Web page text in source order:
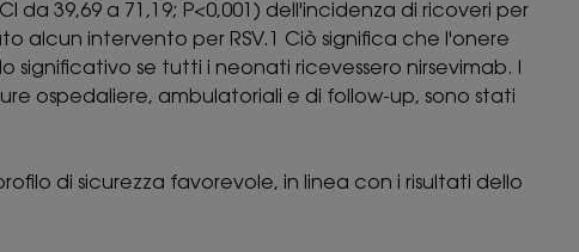
da 39,69 a 71,19; P<0,001) dell'incidenza di ricoveri per
alcun intervento per RSV.1 Ciò significa che l'onere
se tutti i neonati ricevessero nirsevimab. I
ospedaliere, ambulatoriali e di follow-up, sono stati
di sicurezza favorevole, in linea con i risultati dello